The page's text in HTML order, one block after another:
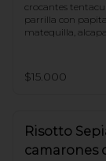
crocantes
parrilla con
matequilla,
pimientos.
$15.000
Risotto
camarones